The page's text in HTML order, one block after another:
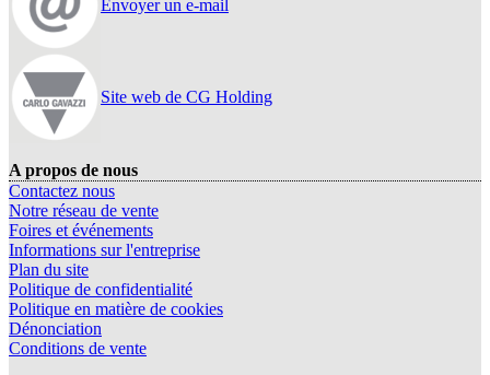
Envoyer un e-mail
Site web de CG Holding
A propos de nous
Contactez nous
Notre réseau de vente
Foires et événements
Informations sur l'entreprise
Plan du site
Politique de confidentialité
Politique en matière de cookies
Dénonciation
Conditions de vente